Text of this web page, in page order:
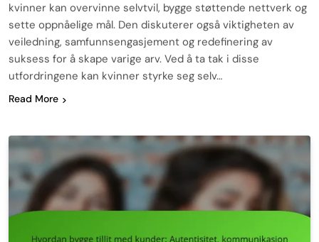
kvinner kan overvinne selvtvil, bygge støttende nettverk og
sette oppnåelige mål. Den diskuterer også viktigheten av
veiledning, samfunnsengasjement og redefinering av
suksess for å skape varige arv. Ved å ta tak i disse
utfordringene kan kvinner styrke seg selv…
Read More